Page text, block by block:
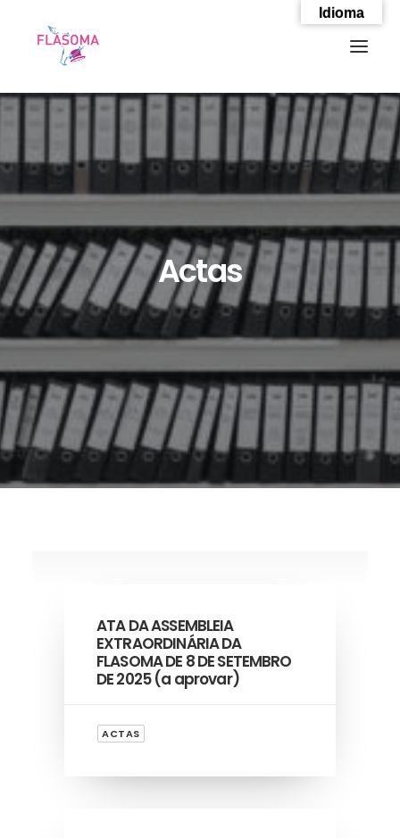
SEARCH
Actas
ATA DA ASSEMBLEIA
EXTRAORDINÁRIA DA
FLASOMA DE 8 DE SETEMBRO
DE 2025 (a aprovar)
ACTAS
Idioma